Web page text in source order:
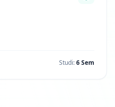
Studi:6 Sem